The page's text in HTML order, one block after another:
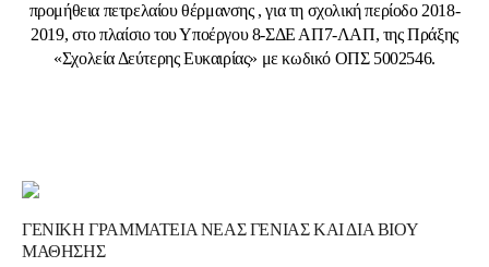
προμήθεια πετρελαίου θέρμανσης , για τη σχολική περίοδο 2018-
2019, στο πλαίσιο του Υποέργου 8-ΣΔΕ ΑΠ7-ΛΑΠ, της Πράξης
«Σχολεία Δεύτερης Ευκαιρίας» με κωδικό ΟΠΣ 5002546.
ΓΕΝΙΚΗ ΓΡΑΜΜΑΤΕΙΑ ΝΕΑΣ ΓΕΝΙΑΣ ΚΑΙ ΔΙΑ ΒΙΟΥ
ΜΑΘΗΣΗΣ